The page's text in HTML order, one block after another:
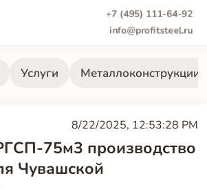
+7 (495) 111-64-92
info@profitsteel.ru
Услуги Металлоконструкции
8/22/2025, 12:53:28 PM
75м3 производство
Чувашской